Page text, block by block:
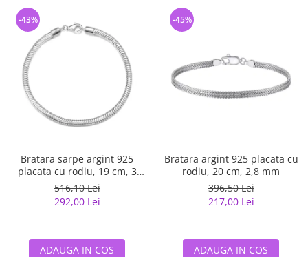
Bratara sarpe argint 925
placata cu rodiu, 19 cm, 3
mm, UNISEX
516,10 Lei
292,00 Lei
-43%
ADAUGA IN COS
Bratara argint 925 placata cu
rodiu, 20 cm, 2,8 mm
396,50 Lei
217,00 Lei
-45%
ADAUGA IN COS